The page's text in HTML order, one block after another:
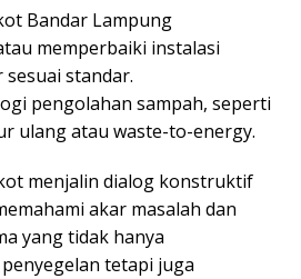
Bandar Lampung
memperbaiki instalasi
standar.
pengolahan sampah, seperti
ulang atau waste-to-energy.
menjalin dialog konstruktif
akar masalah dan
yang tidak hanya
tetapi juga